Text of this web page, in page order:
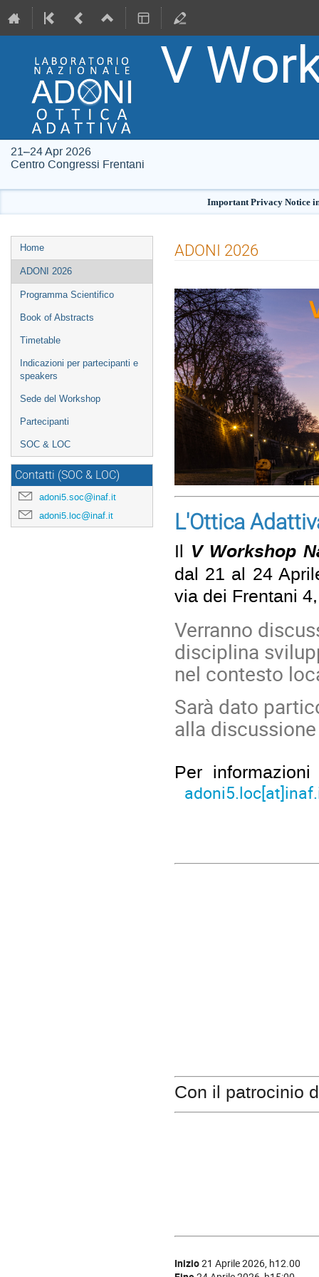
V
21–24 Apr 2026
Centro Congressi Frentani
Important Privacy Notice
Event
menu
Home
ADONI 2026
Programma Scientifico
Book of Abstracts
Timetable
Indicazioni per partecipanti e
speakers
Sede del Workshop
Partecipanti
SOC & LOC
Contatti (SOC & LOC)
adoni5.soc@inaf.it
adoni5.loc@inaf.it
ADONI 2026
L'Ottica
Il V Workshop
dal 21 al 24
via dei Frentani
Verranno
disciplina
nel contesto
Sarà dato
alla
Per
Con il patrocinio
Inizio21 Aprile 2026, h12.00